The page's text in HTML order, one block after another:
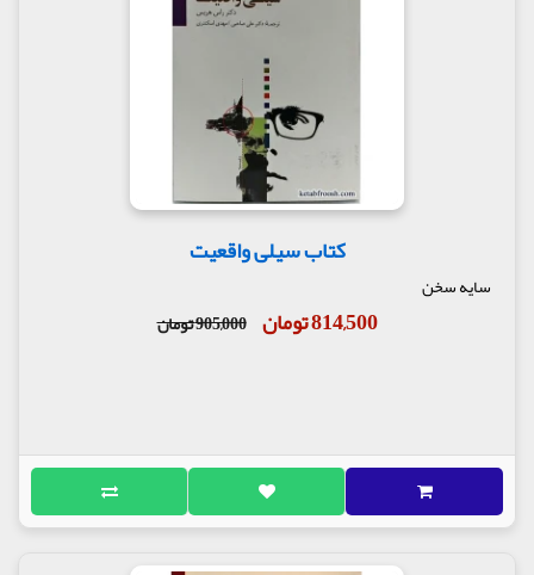
کتاب سیلی واقعیت
سایه سخن
814,500 تومان 905,000 تومان